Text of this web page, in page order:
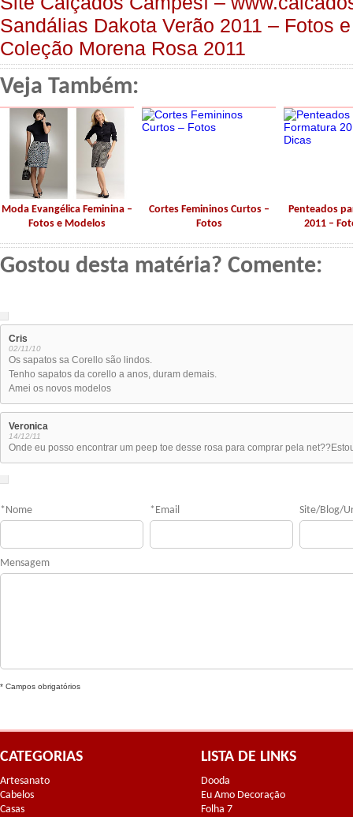
Sandálias Dakota Verão 2011 – Fotos
Coleção Morena Rosa 2011
Veja Também:
Moda Evangélica Feminina –
Fotos e Modelos
Cortes Femininos Curtos –
Fotos
Penteados
2011 –
Gostou desta matéria? Comente:
Cris
02/11/10
Os sapatos sa Corello são lindos.
Tenho sapatos da corello a anos, duram demais.
Amei os novos modelos
Veronica
14/12/11
Onde eu posso encontrar um peep toe desse rosa para comprar pela
* Nome * Email Site/Blog/
Mensagem
* Campos obrigatórios
CATEGORIAS
Artesanato
Cabelos
Casas
LISTA DE LINKS
Dooda
Eu Amo Decoração
Folha 7